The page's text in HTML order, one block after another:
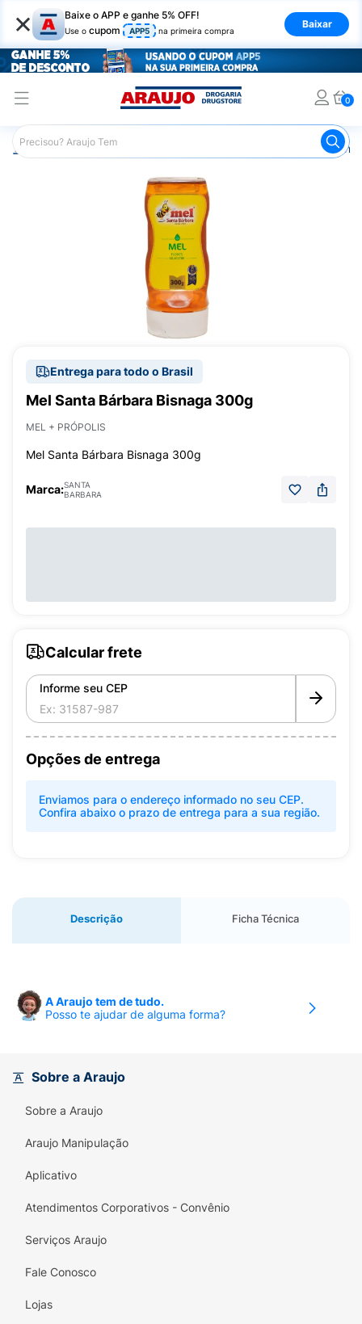
× Baixe o APP e ganhe 5% OFF!
Use o cupom APP5 na primeira compra
Baixar
0
Araujo Medicamentos Mel
Entrega para todo o Brasil
Mel Santa Bárbara Bisnaga 300g
MEL + PRÓPOLIS
Mel Santa Bárbara Bisnaga 300g
Marca:SANTA
BARBARA
Calcular frete
Informe seu CEP
Opções de entrega
Enviamos para o endereço informado no seu CEP.
Confira abaixo o prazo de entrega para a sua região.
Descrição Ficha Técnica
A Araujo tem de tudo.
Posso te ajudar de alguma forma?
Sobre a Araujo
Sobre a Araujo
Araujo Manipulação
Aplicativo
Atendimentos Corporativos - Convênio
Serviços Araujo
Fale Conosco
Lojas